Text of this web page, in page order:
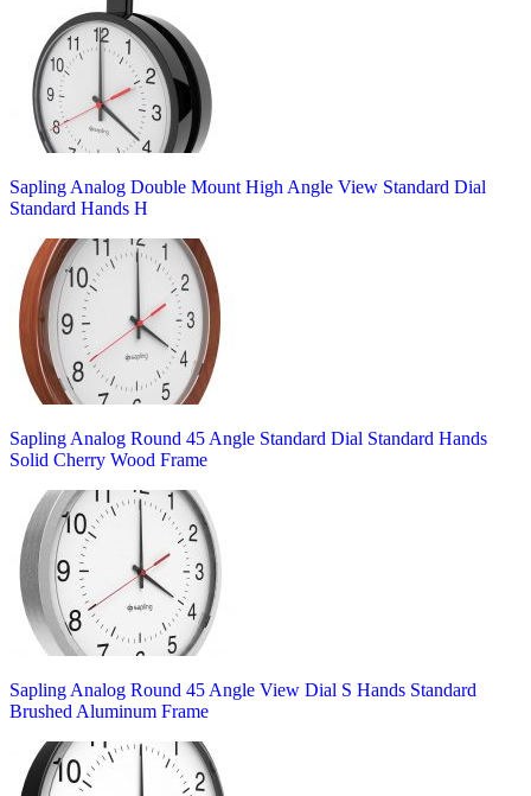
Sapling Analog Double Mount High Angle View Standard Dial
Standard Hands H
Sapling Analog Round 45 Angle Standard Dial Standard Hands
Solid Cherry Wood Frame
Sapling Analog Round 45 Angle View Dial S Hands Standard
Brushed Aluminum Frame